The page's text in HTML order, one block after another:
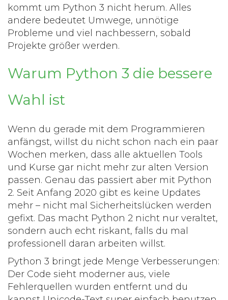
kommt um Python 3 nicht herum. Alles
andere bedeutet Umwege, unnötige
Probleme und viel nachbessern, sobald
Projekte größer werden.
Warum Python 3 die bessere
Wahl ist
Wenn du gerade mit dem Programmieren
anfängst, willst du nicht schon nach ein paar
Wochen merken, dass alle aktuellen Tools
und Kurse gar nicht mehr zur alten Version
passen. Genau das passiert aber mit Python
2. Seit Anfang 2020 gibt es keine Updates
mehr – nicht mal Sicherheitslücken werden
gefixt. Das macht Python 2 nicht nur veraltet,
sondern auch echt riskant, falls du mal
professionell daran arbeiten willst.
Python 3 bringt jede Menge Verbesserungen:
Der Code sieht moderner aus, viele
Fehlerquellen wurden entfernt und du